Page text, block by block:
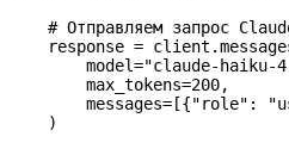
# Отправляем запрос
    response
=
        model
="claude-haiku-
        max_tokens
=200,
        messages
= [{"role" :
    )